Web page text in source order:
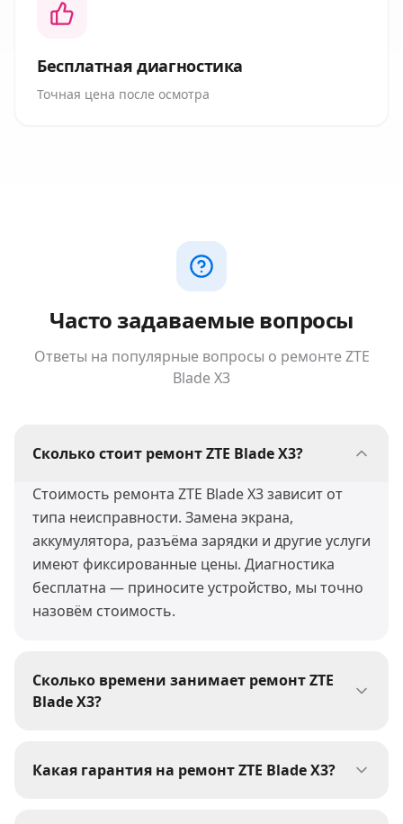
Бесплатная диагностика
Точная цена после осмотра
Часто задаваемые вопросы
Ответы на популярные вопросы о ремонтеZTE
Blade X3
Сколько стоит ремонт ZTE Blade X3?
Стоимость ремонта ZTE Blade X3 зависит от
типа неисправности. Замена экрана,
аккумулятора, разъёма зарядки и другие услуги
имеют фиксированные цены. Диагностика
бесплатна — приносите устройство, мы точно
назовём стоимость.
Сколько времени занимает ремонт ZTE
Blade X3?
выполняем за 30-60 минут. Сложные работы
Какая гарантия на ремонт ZTE Blade X3?